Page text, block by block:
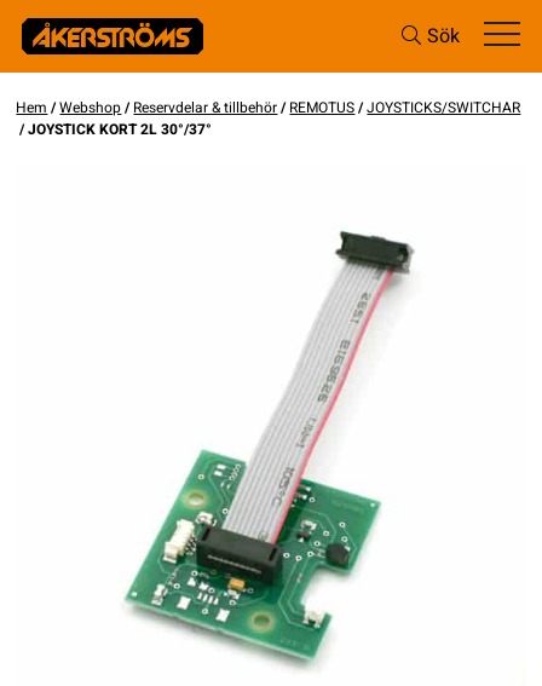
Sök
Hem /Webshop/Reservdelar & tillbehör/REMOTUS/JOYSTICKS/SWITCHAR
/ JOYSTICK KORT 2L 30°/37°